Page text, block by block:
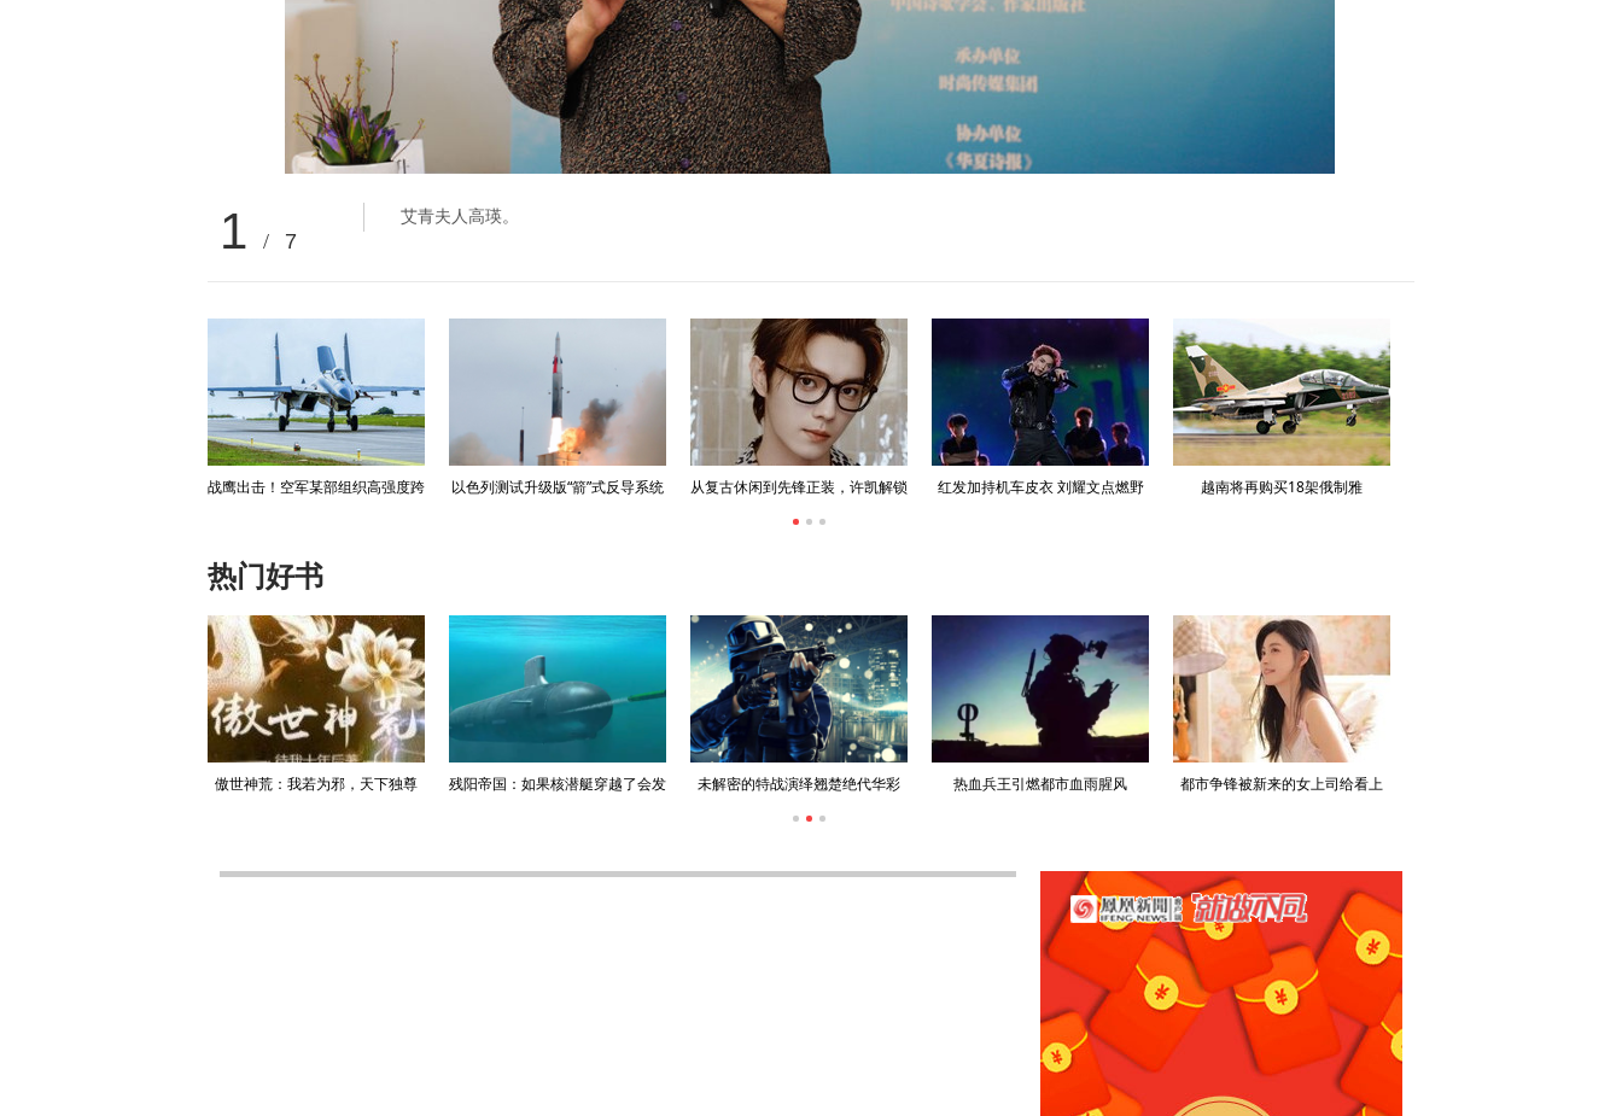
1 / 7
艾青夫人高瑛。
战鹰出击！空军某部组织高强度跨
以色列测试升级版“箭”式反导系统
从复古休闲到先锋正装，许凯解锁
出道十周年大片
红发加持机车皮衣 刘耀文点燃野
越南将再购买18架俄制雅
热门好书
傲世神荒：我若为邪，天下独尊
残阳帝国：如果核潜艇穿越了会发
未解密的特战演绎翘楚绝代华彩 热血兵王引燃都市血雨腥风 都市争锋被新来的女上司给看上